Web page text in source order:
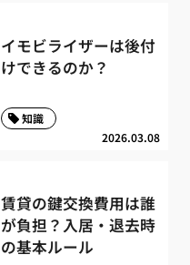
イモビライザーは後付
けできるのか？
2026.03.08
知識
賃貸の鍵交換費用は誰
が負担？入居・退去時
の基本ルール